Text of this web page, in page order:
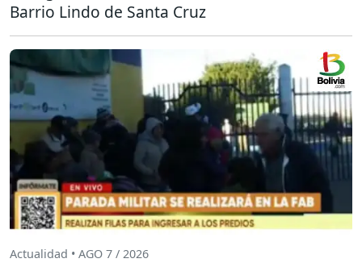
Barrio Lindo de Santa Cruz
Actualidad • AGO 7 / 2026